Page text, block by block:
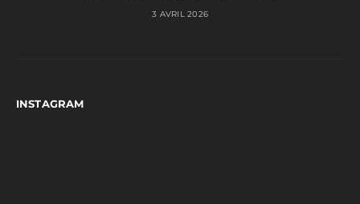
3 AVRIL 2026
INSTAGRAM